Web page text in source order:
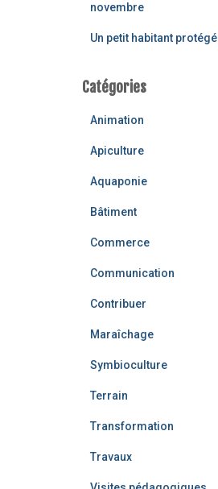
novembre
Un petit habitant protégé
Catégories
Animation
Apiculture
Aquaponie
Bâtiment
Commerce
Communication
Contribuer
Maraîchage
Symbioculture
Terrain
Transformation
Travaux